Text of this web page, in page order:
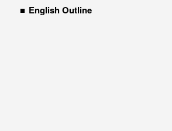
English Outline